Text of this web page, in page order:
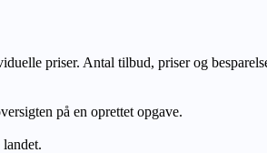
priser. Antal tilbud, priser og
på en oprettet opgave.